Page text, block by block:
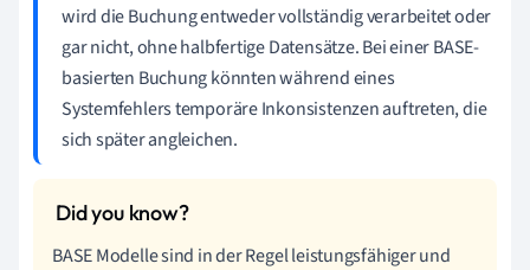
wird die Buchung entweder vollständig verarbeitet oder
gar nicht, ohne halbfertige Datensätze. Bei einer BASE-
basierten Buchung könnten während eines
Systemfehlers temporäre Inkonsistenzen auftreten, die
sich später angleichen.
BASE Modelle sind in der Regel leistungsfähiger und